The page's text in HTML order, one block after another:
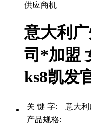
供应商机
意大利
司*加盟
ks8凯发
关 键 字: 意大利
产品规格: